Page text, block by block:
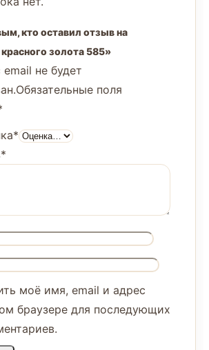
кто оставил отзыв на
золота 585»
не будет
Обязательные поля
*
*
моё имя, email и адрес
браузере для последующих